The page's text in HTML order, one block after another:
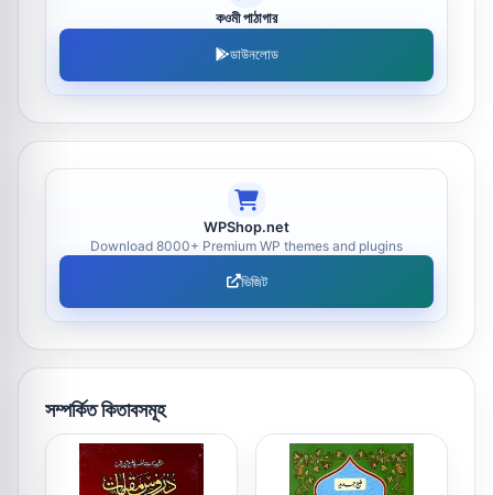
কওমী পাঠাগার
ডাউনলোড
WPShop.net
Download 8000+ Premium WP themes and plugins
ভিজিট
সম্পর্কিত কিতাবসমূহ